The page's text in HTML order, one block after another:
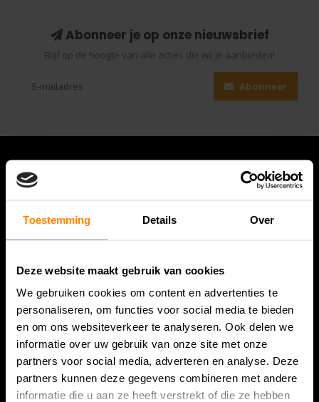
Toestemming Details Over
Deze website maakt gebruik van cookies
We gebruiken cookies om content en advertenties te
personaliseren, om functies voor social media te bieden
en om ons websiteverkeer te analyseren. Ook delen we
informatie over uw gebruik van onze site met onze
partners voor social media, adverteren en analyse. Deze
partners kunnen deze gegevens combineren met andere
informatie die u aan ze heeft verstrekt of die ze hebben
Abonneer je op onze nieuwsbrief
Blijf op de hoogte van alle acties die wij je aanbieden!
Abonneer
Bespanracket.nl is dé racketspecialist van Lelystad en
omstreken.
Snijdersstraat 6
8224 AA Lelystad
Nederland